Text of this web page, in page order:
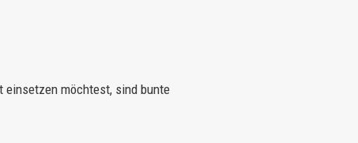
einsetzen möchtest, sind bunte